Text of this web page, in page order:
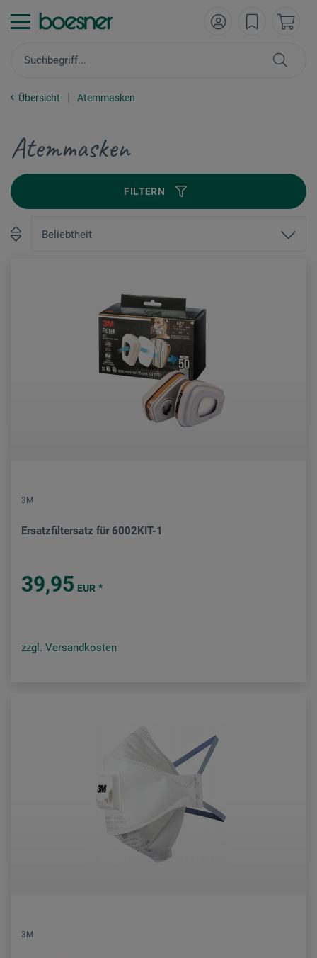
Übersicht Atemmasken
Atemmasken
FILTERN
3M
Ersatzfiltersatz für 6002KIT-1
39,95 EUR *
zzgl. Versandkosten
3M